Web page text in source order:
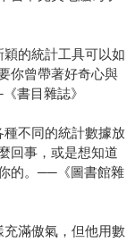
的統計工具可以如
你曾帶著好奇心與
書目雜誌》
不同的統計數據放
回事，或是想知道
的。──《圖書館雜
滿傲氣，但他用數